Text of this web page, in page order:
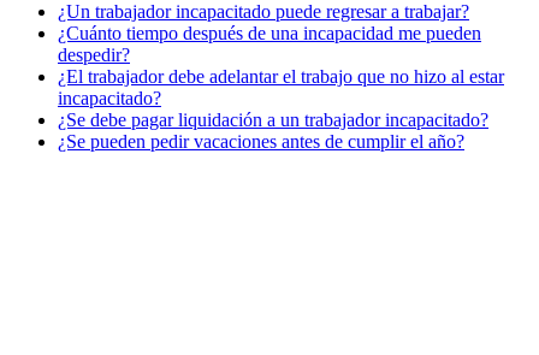
¿Un trabajador incapacitado puede regresar a trabajar?
¿Cuánto tiempo después de una incapacidad me pueden
despedir?
¿El trabajador debe adelantar el trabajo que no hizo al estar
incapacitado?
¿Se debe pagar liquidación a un trabajador incapacitado?
¿Se pueden pedir vacaciones antes de cumplir el año?